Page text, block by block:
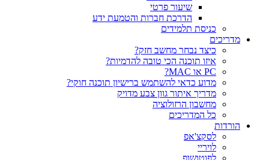
שיעור פרטי
הדרכת חברות והטמעת ידע
כניסת תלמידים
מדריכים
כיצד נבחר מחשב חזק?
איזו תוכנה הכי טובה להדמיות?‎‎
PC או MAC?
מדוע כדאי להשתמש ברישיון תוכנה חוקי?
מדריך איתור גוון צבע מדויק
מחשבון הרזולוציה
כל המדריכים
הורדות
לסקצ'אפ
לויריי
לפוטושופ